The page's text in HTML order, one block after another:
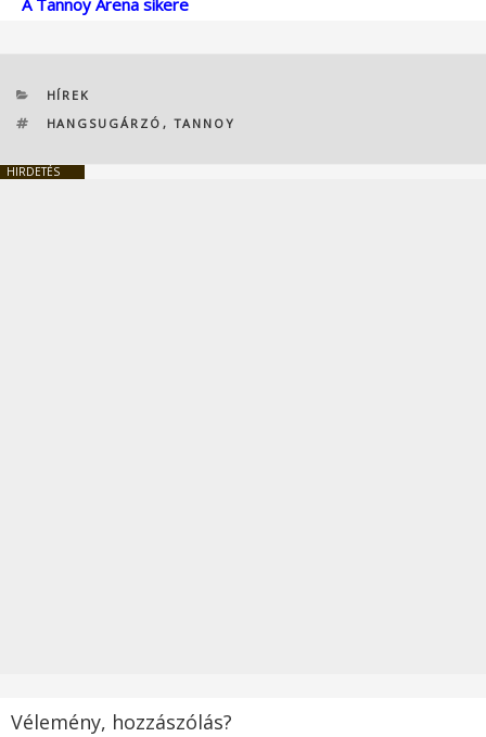
KATEGÓRIÁK
HÍREK
CÍMKÉK
HANGSUGÁRZÓ , TANNOY
HIRDETÉS
Vélemény, hozzászólás?